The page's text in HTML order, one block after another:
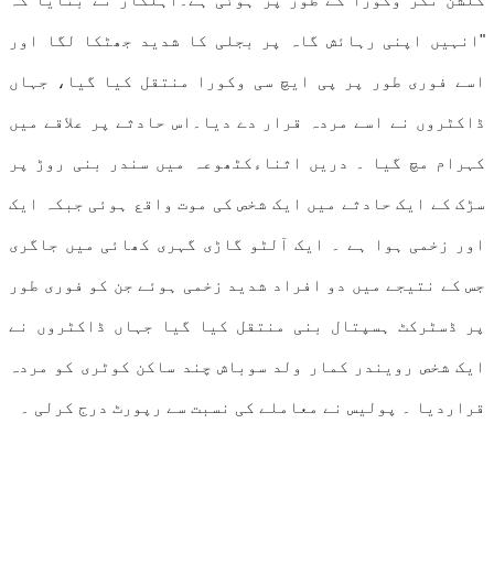
"انہیں اپنی رہائش گاہ پر بجلی کا شدید جھٹکا لگا اور
اسے فوری طور پر پی ایچ سی وکورا منتقل کیا گیا، جہاں
ڈاکٹروں نے اسے مردہ قرار دے دیا۔اس حادثے پر علاقے میں
کہرام مچ گیا ۔ دریں اثناءکٹھوعہ میں سندر بنی روڑ پر
سڑک کے ایک حادثے میں ایک شخص کی موت واقع ہوئی جبکہ ایک
اور زخمی ہوا ہے ۔ ایک آلٹو گاڑی گہری کھائی میں جاگری
جس کے نتیجے میں دو افراد شدید زخمی ہوئے جن کو فوری طور
پر ڈسٹرکٹ ہسپتال بنی منتقل کیا گیا جہاں ڈاکٹروں نے
ایک شخص رویندر کمار ولد سوباش چند ساکن کوٹری کو مردہ
قراردیا ۔ پولیس نے معاملے کی نسبت سے رپورٹ درج کرلی ۔